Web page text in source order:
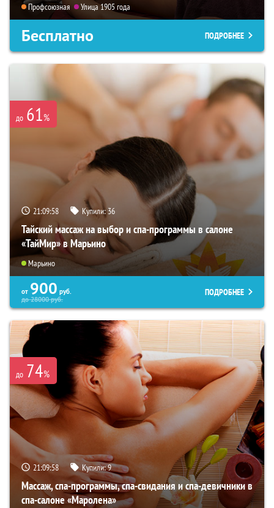
Профсоюзная Улица 1905 года
Бесплатно ПОДРОБНЕЕ
до 61%
21:09:57 Купили:36
Тайский массаж на выбор и спа-программы в салоне
«ТайМир» в Марьино
Марьино
от 900 руб.
до28000руб.
ПОДРОБНЕЕ
до 74%
21:09:57 Купили:9
Массаж, спа-программы, спа-свидания и спа-девичники в
спа-салоне «Маролена»